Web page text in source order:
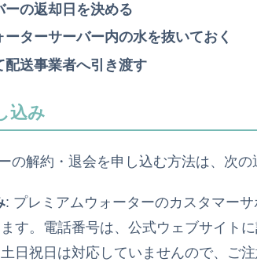
ーの返却日を決める
ターサーバー内の水を抜いておく
配送事業者へ引き渡す
込み
の解約・退会を申し込む方法は、次の
: プレミアムウォーターのカスタマー
す。電話番号は、公式ウェブサイト
日祝日は対応していませんので、ご